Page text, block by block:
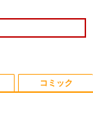
リング 高画質 1
バックライ
ゲーミングモニ
ミニ 2026年9
コミック